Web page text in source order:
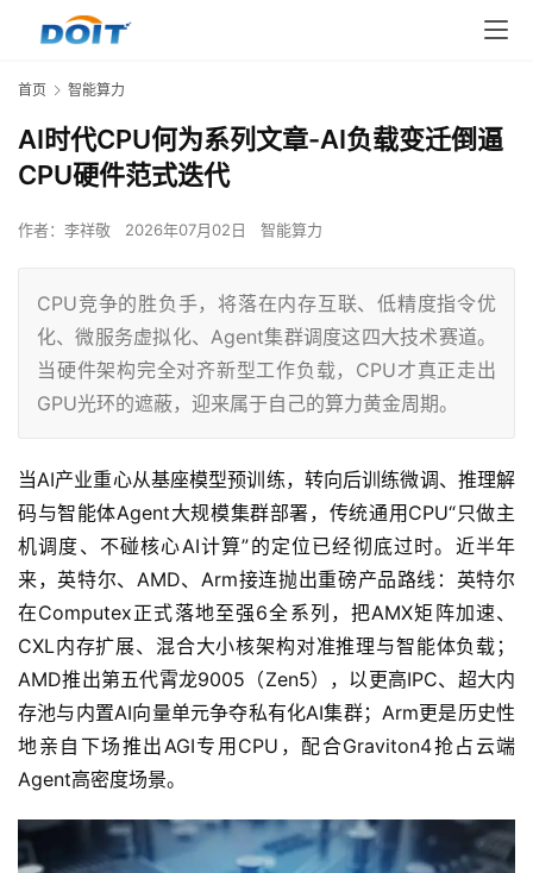
首页 智能算力
AI时代CPU何为系列文章-AI负载变迁倒逼
CPU硬件范式迭代
作者： 李祥敬 2026年07月02日 智能算力
CPU竞争的胜负手，将落在内存互联、低精度指令优
化、微服务虚拟化、Agent集群调度这四大技术赛道。
当硬件架构完全对齐新型工作负载，CPU才真正走出
GPU光环的遮蔽，迎来属于自己的算力黄金周期。
当AI产业重心从基座模型预训练，转向后训练微调、推理解
码与智能体Agent大规模集群部署，传统通用CPU“只做主
机调度、不碰核心AI计算”的定位已经彻底过时。近半年
来，英特尔、AMD、Arm接连抛出重磅产品路线：英特尔
在Computex正式落地至强6全系列，把AMX矩阵加速、
CXL内存扩展、混合大小核架构对准推理与智能体负载；
AMD推出第五代霄龙9005（Zen5），以更高IPC、超大内
存池与内置AI向量单元争夺私有化AI集群；Arm更是历史性
地亲自下场推出AGI专用CPU，配合Graviton4抢占云端
Agent高密度场景。